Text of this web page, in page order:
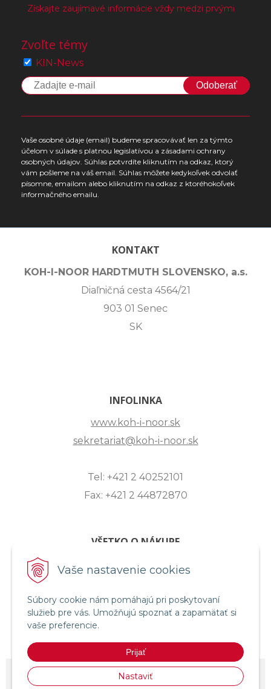
Vaše nastavenie cookies
Súbory cookie nám pomáhajú pri poskytovaní
služieb pre vás. Umožňujú spoznať a zapamätať si
vaše preferencie.
Prijať
Nastaviť
Získajte zaujímavé informácie vždy medzi prvými
Zvoľte témy
KIN-News
Odoberať
Vaše osobné údaje (email) budeme spracovávať len za týmto
účelom v súlade s platnou legislatívou a zásadami ochrany
osobných údajov. Súhlas potvrdíte kliknutím na odkaz, ktorý
vám pošleme na váš email. Súhlas môžete kedykoľvek odvolať
písomne, emailom alebo kliknutím na odkaz z ktoréhokoľvek
informačného emailu.
KONTAKT
KOH-I-NOOR HARDTMUTH SLOVENSKO, a.s.
Diaľničná cesta 4564/21
903 01 Senec
SK
INFOLINKA
www.koh-i-noor.sk
sekretariat@koh-i-noor.sk
Tel: +421 2 40252101
Fax: +421 2 44872870
VŠETKO O NÁKUPE
ZASLANIE OTÁZKY
OBCHODNÉ PODMIENKY
REKLAMAČNÝ PORIADOK
© 2026 KOH-I-NOOR HARDTMUTH SLOVENSKO • e-shop